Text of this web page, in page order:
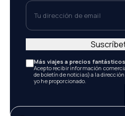
Tu dirección de email
Más viajes a precios
Acepto recibir información
de boletín de noticias) a la
yo he proporcionado.